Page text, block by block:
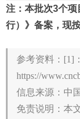
注：本批次3个
行）》备案，现
参考资料：[1]：
https://
信息来源：中
免责说明：本